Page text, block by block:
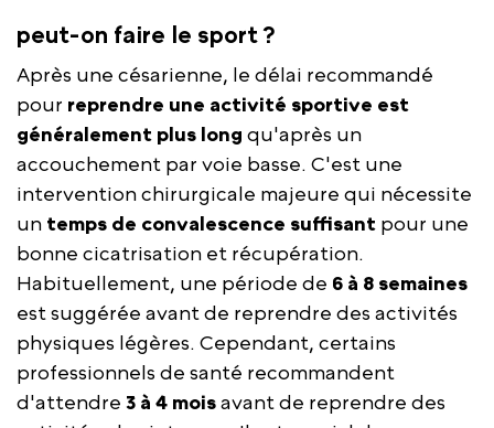
peut-on faire le sport ?
Après une césarienne, le délai recommandé
pour reprendre une activité sportive est
généralement plus long qu'après un
accouchement par voie basse. C'est une
intervention chirurgicale majeure qui nécessite
un temps de convalescence suffisant pour une
bonne cicatrisation et récupération.
Habituellement, une période de 6 à 8 semaines
est suggérée avant de reprendre des activités
physiques légères. Cependant, certains
professionnels de santé recommandent
d'attendre 3 à 4 moisavant de reprendre des